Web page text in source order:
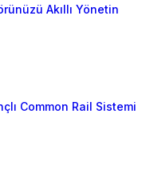
Akıllı Yönetin
Common Rail Sistemi